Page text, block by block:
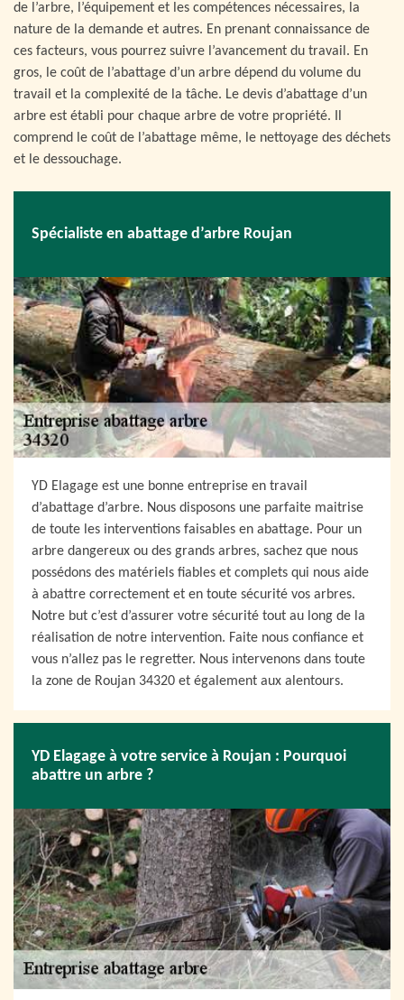
de l’arbre, l’équipement et les compétences nécessaires, la
nature de la demande et autres. En prenant connaissance de
ces facteurs, vous pourrez suivre l’avancement du travail. En
gros, le coût de l’abattage d’un arbre dépend du volume du
travail et la complexité de la tâche. Le devis d’abattage d’un
arbre est établi pour chaque arbre de votre propriété. Il
comprend le coût de l’abattage même, le nettoyage des déchets
et le dessouchage.
Spécialiste en abattage d’arbre Roujan
YD Elagage est une bonne entreprise en travail
d’abattage d’arbre. Nous disposons une parfaite maitrise
de toute les interventions faisables en abattage. Pour un
arbre dangereux ou des grands arbres, sachez que nous
possédons des matériels fiables et complets qui nous aide
à abattre correctement et en toute sécurité vos arbres.
Notre but c’est d’assurer votre sécurité tout au long de la
réalisation de notre intervention. Faite nous confiance et
vous n’allez pas le regretter. Nous intervenons dans toute
la zone de Roujan 34320 et également aux alentours.
YD Elagage à votre service à Roujan : Pourquoi
abattre un arbre ?